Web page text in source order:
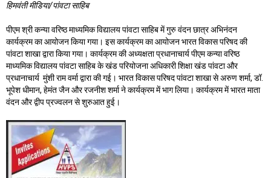
हिमवंती मीडिया/पांवटा साहिब
पीएम श्री कन्या वरिष्ठ माध्यमिक विद्यालय पांवटा साहिब में गुरु वंदन छात्र अभिनंदन
कार्यक्रम का आयोजन किया गया। इस कार्यक्रम का आयोजन भारत विकास परिषद की
पांवटा शाखा द्वारा किया गया। कार्यक्रम की अध्यक्षता प्रधानाचार्य पीएम कन्या वरिष्ठ
माध्यमिक विद्यालय पांवटा साहिब के खंड परियोजना अधिकारी शिक्षा खंड पांवटा और
प्रधानाचार्य मुंशी राम वर्मा द्वारा की गई। भारत विकास परिषद पांवटा शाखा से अरुण शर्मा, डॉ.
भूपेश धीमान, हेमंत जैन और रजनीश शर्मा ने कार्यक्रम में भाग लिया। कार्यक्रम में भारत माता
वंदन और द्वीप प्रज्वलन से शुरुआत हुई।